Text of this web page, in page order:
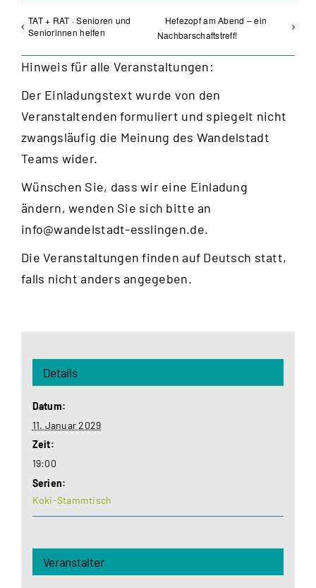
TAT + RAT · Senioren und
Seniorinnen helfen
Hefezopf am Abend – ein
Nachbarschaftstreff!
Hinweis für alle Veranstaltungen:
Der Einladungstext wurde von den
Veranstaltenden formuliert und spiegelt nicht
zwangsläufig die Meinung des Wandelstadt
Teams wider.
Wünschen Sie, dass wir eine Einladung
ändern, wenden Sie sich bitte an
info@wandelstadt-esslingen.de.
Die Veranstaltungen finden auf Deutsch statt,
falls nicht anders angegeben.
Details
Datum:
11. Januar 2029
Zeit:
19:00
Serien:
Koki-Stammtisch
Veranstalter